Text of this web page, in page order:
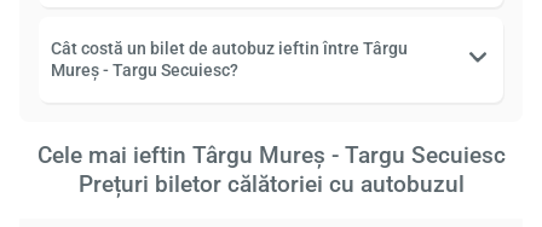
Cât costă un bilet de autobuz ieftin între Târgu
Mureş - Targu Secuiesc?
Cele mai ieftin Târgu Mureş - Targu Secuiesc
Prețuri biletor călătoriei cu autobuzul